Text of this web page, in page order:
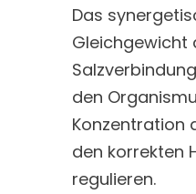
Das
Gleichgewicht
den
Konzentration
den korrekten
regulieren.